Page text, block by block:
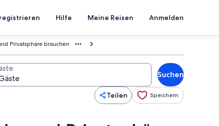
Hilfe Meine Reisen Anmelden
Privatsphäre brauchen
Suchen
Teilen Speichern